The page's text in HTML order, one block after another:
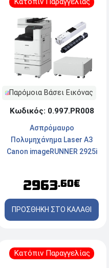
Παρόμοια Βάσει Εικόνας
Κωδικός: 0.997.PR008
Ασπρόμαυρο
Πολυμηχάνημα Laser A3
Canon imageRUNNER 2925i
Type-S3 και Toner Canon
C-EXV 67 Black
2963.60€
ΠΡΟΣΘΗΚΗ ΣΤΟ ΚΑΛΑΘΙ
Κατόπιν Παραγγελίας